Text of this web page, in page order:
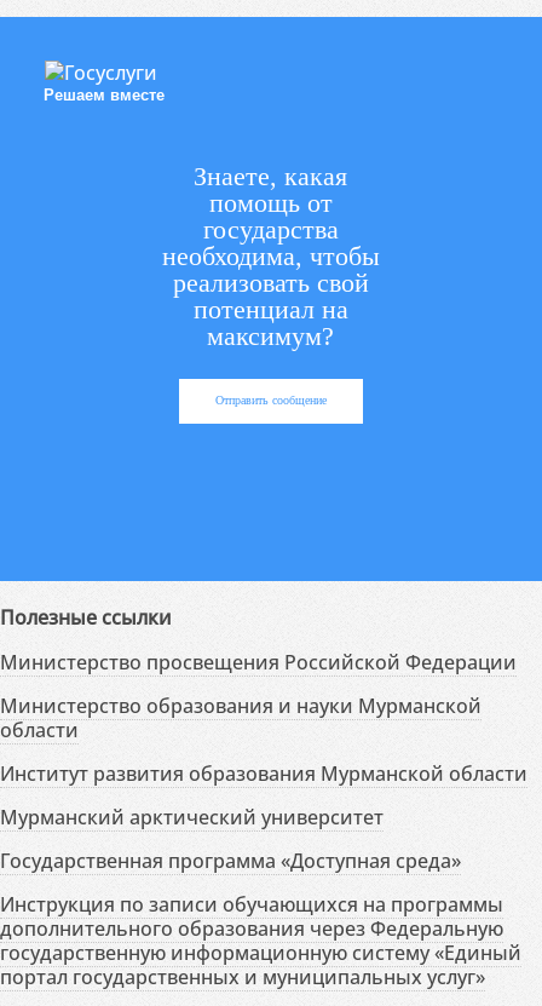
Решаем вместе
Знаете, какая
помощь от
государства
необходима, чтобы
реализовать свой
потенциал на
максимум?
Отправить сообщение
Полезные ссылки
Министерство просвещения Российской Федерации
Министерство образования и науки Мурманской
области
Институт развития образования Мурманской области
Мурманский арктический университет
Государственная программа «Доступная среда»
Инструкция по записи обучающихся на программы
дополнительного образования через Федеральную
государственную информационную систему «Единый
портал государственных и муниципальных услуг»